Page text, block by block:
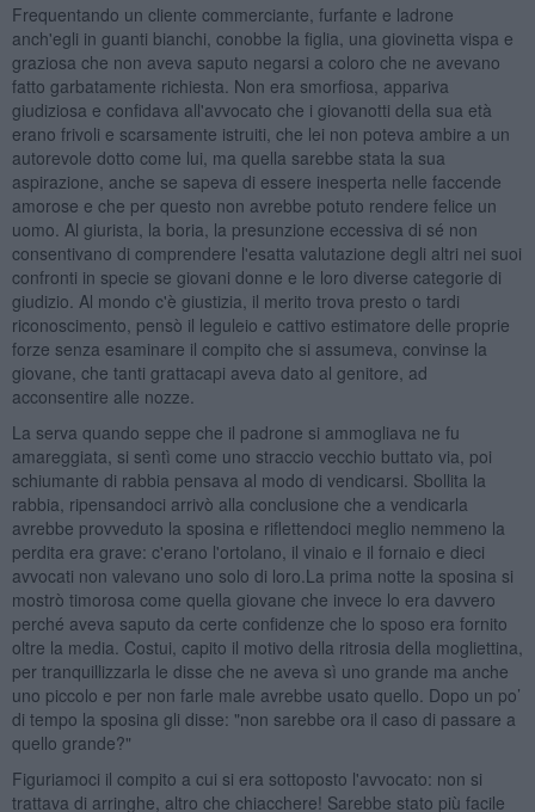
Frequentando un cliente commerciante, furfante e ladrone
anch'egli in guanti bianchi, conobbe la figlia, una giovinetta vispa e
graziosa che non aveva saputo negarsi a coloro che ne avevano
fatto garbatamente richiesta. Non era smorfiosa, appariva
giudiziosa e confidava all'avvocato che i giovanotti della sua età
erano frivoli e scarsamente istruiti, che lei non poteva ambire a un
autorevole dotto come lui, ma quella sarebbe stata la sua
aspirazione, anche se sapeva di essere inesperta nelle faccende
amorose e che per questo non avrebbe potuto rendere felice un
uomo. Al giurista, la boria, la presunzione eccessiva di sé non
consentivano di comprendere l'esatta valutazione degli altri nei suoi
confronti in specie se giovani donne e le loro diverse categorie di
giudizio. Al mondo c'è giustizia, il merito trova presto o tardi
riconoscimento, pensò il leguleio e cattivo estimatore delle proprie
forze senza esaminare il compito che si assumeva, convinse la
giovane, che tanti grattacapi aveva dato al genitore, ad
acconsentire alle nozze.
La serva quando seppe che il padrone si ammogliava ne fu
amareggiata, si sentì come uno straccio vecchio buttato via, poi
schiumante di rabbia pensava al modo di vendicarsi. Sbollita la
rabbia, ripensandoci arrivò alla conclusione che a vendicarla
avrebbe provveduto la sposina e riflettendoci meglio nemmeno la
perdita era grave: c'erano l'ortolano, il vinaio e il fornaio e dieci
avvocati non valevano uno solo di loro.La prima notte la sposina si
mostrò timorosa come quella giovane che invece lo era davvero
perché aveva saputo da certe confidenze che lo sposo era fornito
oltre la media. Costui, capito il motivo della ritrosia della mogliettina,
per tranquillizzarla le disse che ne aveva sì uno grande ma anche
uno piccolo e per non farle male avrebbe usato quello. Dopo un po’
di tempo la sposina gli disse: "non sarebbe ora il caso di passare a
quello grande?"
Figuriamoci il compito a cui si era sottoposto l'avvocato: non si
trattava di arringhe, altro che chiacchere! Sarebbe stato più facile